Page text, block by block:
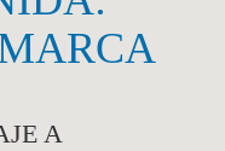
A